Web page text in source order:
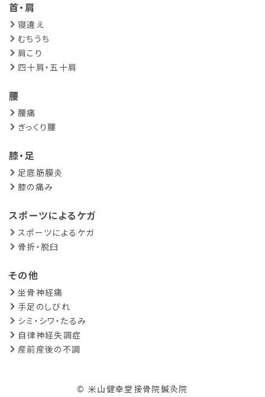
首・肩
寝違え
むちうち
肩こり
四十肩・五十肩
腰
腰痛
ぎっくり腰
膝・足
足底筋膜炎
膝の痛み
スポーツによるケガ
スポーツによるケガ
骨折・脱臼
その他
坐骨神経痛
手足のしびれ
シミ・シワ・たるみ
自律神経失調症
産前産後の不調
© 米山健幸堂接骨院鍼灸院